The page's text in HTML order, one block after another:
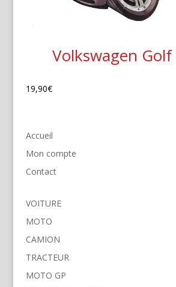
Volkswagen Golf
19,90€
Accueil
Mon compte
Contact
VOITURE
MOTO
CAMION
TRACTEUR
MOTO GP